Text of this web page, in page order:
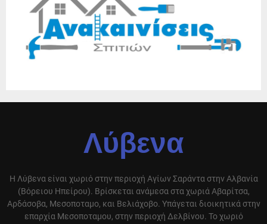
Λύβενα
Η Λύβενα είναι χωριό στην περιοχή Αγίων Σαράντα στην Αλβανία
(Βόρειου Ηπείρου). Βρίσκεται ανάμεσα στα χωριά Αβαρίτσα,
Αρδάσοβα, Μεσοποταμο, και Βελιάχοβο. Υπάγεται διοικητικά στην
επαρχία Μεσοποταμου, στην περιοχή Δελβίνου. Το χωριό